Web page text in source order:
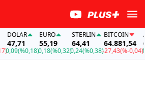
DOLAR
47,71
(%0,18)
EURO
55,19
0,18(%0,32)
STERLIN
64,41
0,24(%0,38)
BITCOIN
64.881,54
-27,43(%-0,04)